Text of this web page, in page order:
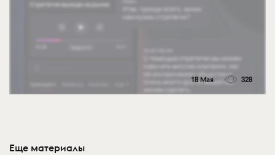
18 Мая 328
Еще материалы